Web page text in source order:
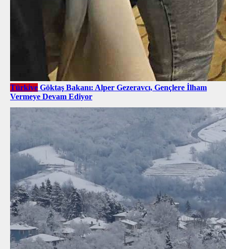
Türkiye Göktaş Bakanı: Alper Gezeravcı, Gençlere İlham
Vermeye Devam Ediyor